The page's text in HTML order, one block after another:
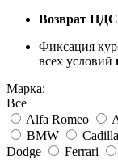
Возврат НДС
Фиксация
всех условий
Марка:
Все
Alfa Romeo
BMW
Dodge
Ferrari